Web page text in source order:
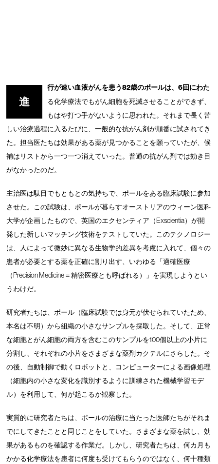
進
行が速い血液がんを患う82歳のポールは、6回にわた
る化学療法でもがん細胞を死滅させることができず、
もはや打つ手がないように思われた。それまで長く苦
しい治療過程に入るたびに、一般的な抗がん剤が順番に試されてき
た。担当医たちは効果がある薬が見つかることを願っていたが、候
補はリストから一つ一つ消えていった。普通の抗がん剤では効き目
がなかったのだ。
主治医は駄目でもともとの気持ちで、ポールをある臨床試験に参加
させた。この試験は、ポールが暮らすオーストリアのウィーン医科
大学が企画したもので、英国のエクセンティア（Exscientia）が開
発した新しいマッチング技術をテストしていた。このテクノロジー
は、人によって微妙に異なる生物学的差異を考慮に入れて、個々の
患者が必要とする薬を正確に割り出す、いわゆる「適確医療
（Precision Medicine＝精密医療とも呼ばれる）」を実現しようとい
うわけだ。
研究者たちは、ポール（臨床試験では身元が伏せられていたため、
本名は不明）から組織の小さなサンプルを採取した。そして、正常
な細胞とがん細胞の両方を含むこのサンプルを100個以上の小片に
分割し、それぞれの小片をさまざまな薬剤カクテルにさらした。そ
の後、自動制御で動くロボットと、コンピューターによる画像処理
（細胞内の小さな変化を識別するように訓練された機械学習モデ
ル）を利用して、何が起こるか観察した。
実質的に研究者たちは、ポールの治療に当たった医師たちがそれま
でにしてきたことと同じことをしていた。さまざまな薬を試し、効
果があるものを確認する作業だ。しかし、研究者たちは、何カ月も
かかる化学療法を患者に何度も受けてもらうのではなく、何十種類